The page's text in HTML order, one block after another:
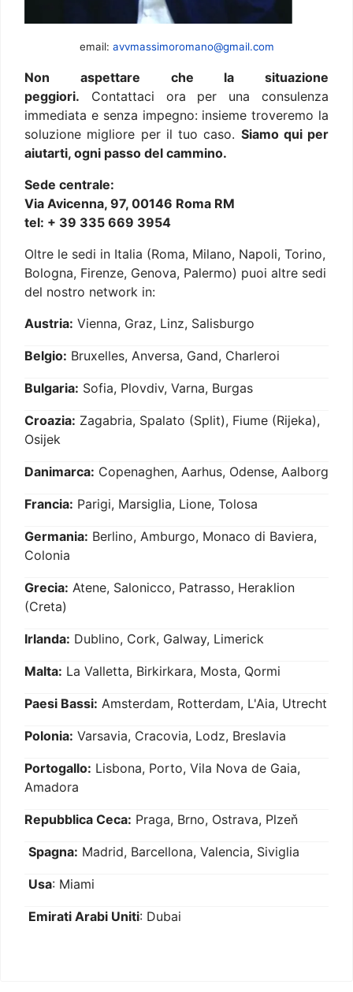
email: avvmassimoromano@gmail.com
Non aspettare che la situazione
peggiori. Contattaci ora per una consulenza
immediata e senza impegno: insieme troveremo la
soluzione migliore per il tuo caso. Siamo qui per
aiutarti, ogni passo del cammino.
Sede centrale:
Via Avicenna, 97, 00146 Roma RM
tel: + 39 335 669 3954
Oltre le sedi in Italia (Roma, Milano, Napoli, Torino,
Bologna, Firenze, Genova, Palermo) puoi altre sedi
del nostro network in:
Austria: Vienna, Graz, Linz, Salisburgo
Belgio: Bruxelles, Anversa, Gand, Charleroi
Bulgaria: Sofia, Plovdiv, Varna, Burgas
Croazia: Zagabria, Spalato (Split), Fiume (Rijeka),
Osijek
Danimarca: Copenaghen, Aarhus, Odense, Aalborg
Francia: Parigi, Marsiglia, Lione, Tolosa
Germania: Berlino, Amburgo, Monaco di Baviera,
Colonia
Grecia: Atene, Salonicco, Patrasso, Heraklion
(Creta)
Irlanda: Dublino, Cork, Galway, Limerick
Malta: La Valletta, Birkirkara, Mosta, Qormi
Paesi Bassi: Amsterdam, Rotterdam, L'Aia, Utrecht
Polonia: Varsavia, Cracovia, Lodz, Breslavia
Portogallo: Lisbona, Porto, Vila Nova de Gaia,
Amadora
Repubblica Ceca: Praga, Brno, Ostrava, Plzeň
Spagna: Madrid, Barcellona, Valencia, Siviglia
Usa: Miami
Emirati Arabi Uniti: Dubai